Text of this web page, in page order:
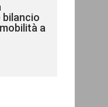
bilancio
a